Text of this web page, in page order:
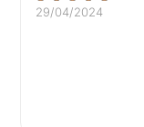
29/04/2024